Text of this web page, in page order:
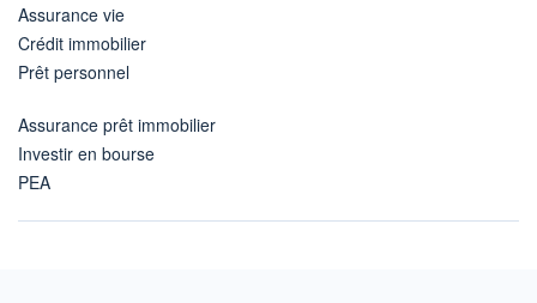
Assurance vie
Crédit immobilier
Prêt personnel
Assurance prêt immobilier
Investir en bourse
PEA